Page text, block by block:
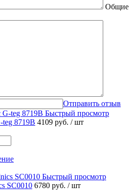
Общие
Отправить отзыв
Быстрый просмотр
8719B 4109 руб. / шт
Быстрый просмотр
SC0010 6780 руб. / шт